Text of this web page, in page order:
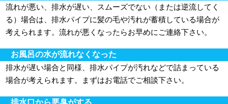
流れが悪い、排水が遅い、スムーズでない（または逆流してく
る）場合は、排水パイプに髪の毛や汚れが蓄積している場合が
考えられます。流れが悪くなったらお早めにご連絡下さい。
お風呂の水が流れなくなった
排水が遅い場合と同様、排水パイプが汚れなどで詰まっている
場合が考えられます。まずはお電話でご相談下さい。